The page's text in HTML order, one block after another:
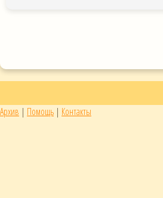
Архив | Помощь | Контакты